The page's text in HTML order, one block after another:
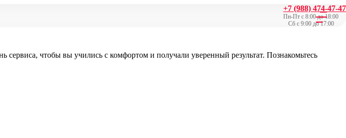
+7 (988) 474-47-47
Пн-Пт с 8:00 до 18:00
Сб с 9:00 до 17:00
чтобы вы учились с комфортом и получали уверенный результат. Познакомьтесь